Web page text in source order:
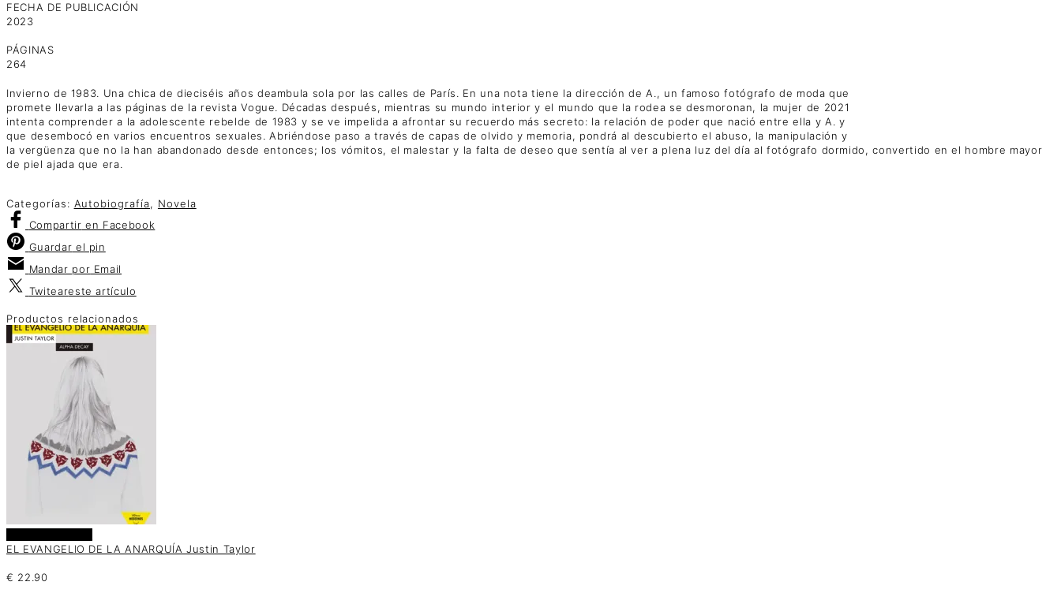
FECHA DE PUBLICACIÓN
2023
PÁGINAS
264
Invierno de 1983. Una chica de dieciséis años deambula sola por las calles de París. En una nota tiene la dirección de A., un famoso fotógrafo de moda que
promete llevarla a las páginas de la revista Vogue. Décadas después, mientras su mundo interior y el mundo que la rodea se desmoronan, la mujer de 2021
intenta comprender a la adolescente rebelde de 1983 y se ve impelida a afrontar su recuerdo más secreto: la relación de poder que nació entre ella y A. y
que desembocó en varios encuentros sexuales. Abriéndose paso a través de capas de olvido y memoria, pondrá al descubierto el abuso, la manipulación y
la vergüenza que no la han abandonado desde entonces; los vómitos, el malestar y la falta de deseo que sentía al ver a plena luz del día al fotógrafo dormido, convertido en el hombre mayor
de piel ajada que era.
Categorías: Autobiografía, Novela
Compartir en Facebook
Guardar el pin
Mandar por Email
Twiteareste artículo
Productos relacionados
EL EVANGELIO DE LA ANARQUÍA Justin Taylor
€ 22.90